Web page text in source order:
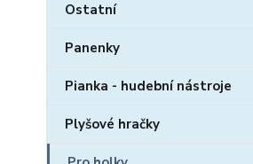
Ostatní
Panenky
Pianka - hudební nástroje
Plyšové hračky